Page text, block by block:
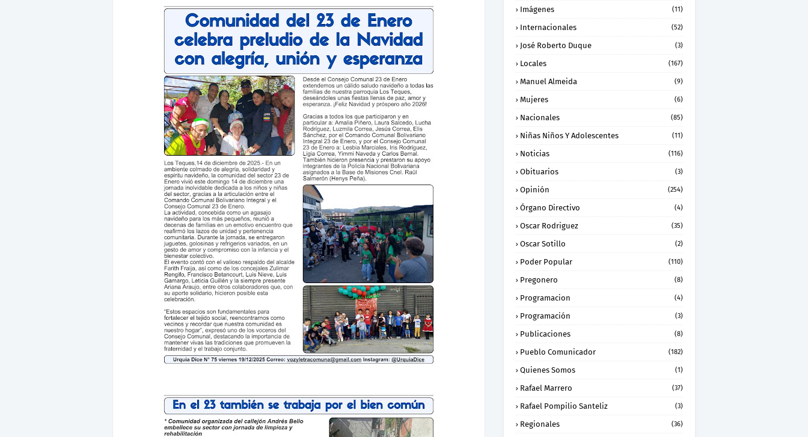
Imágenes (11)
Internacionales (52)
José Roberto Duque (3)
Locales (167)
Manuel Almeida (9)
Mujeres (6)
Nacionales (85)
Niñas Niños Y Adolescentes (11)
Noticias (116)
Obituarios (3)
Opinión (254)
Órgano Directivo (4)
Oscar Rodriguez (35)
Oscar Sotillo (2)
Poder Popular (110)
Pregonero (8)
Programacion (4)
Programación (3)
Publicaciones (8)
Pueblo Comunicador (182)
Quienes Somos (1)
Rafael Marrero (37)
Rafael Pompilio Santeliz (3)
Regionales (36)